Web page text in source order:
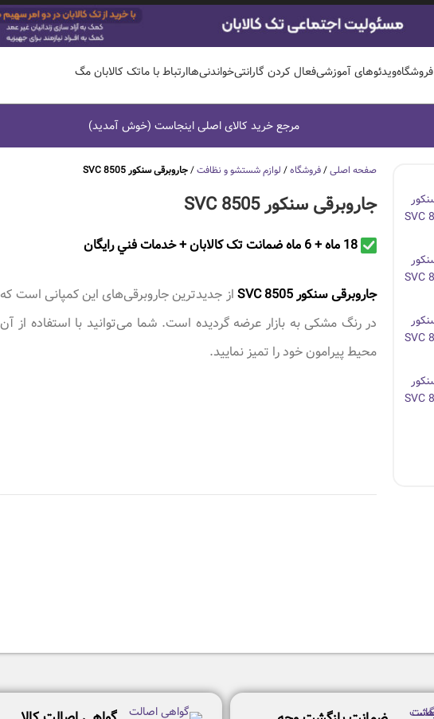
فروشگاهویدئوهای آموزشیفعال کردن گارانتیخواندنی‌هاارتباط با ماتک کالابان مگ
مرجع خرید کالای اصلی اینجاست (خوش آمدید)
صفحه اصلی/فروشگاه/ لوازم شستشو و نظافت/جاروبرقی سنکور SVC 8505
جاروبرقی سنکور SVC 8505
18 ماه + 6 ماه ضمانت تک کالابان + خدمات فني رايگان
جاروبرقی سنکور SVC 8505
از جدیدترین جاروبرقی‌های این کمپانی است که
در رنگ مشکی به بازار عرضه گردیده است. شما می‌توانید با استفاده از آن
محیط پیرامون خود را تمیز نمایید.